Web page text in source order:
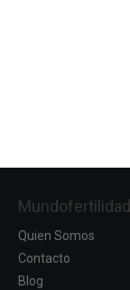
Quien Somos
Contacto
Blog